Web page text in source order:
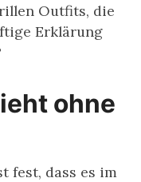
Outfits, die
Erklärung
ohne
fest, dass es im